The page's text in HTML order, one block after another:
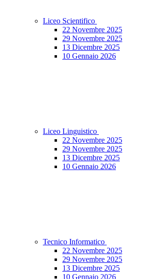
Liceo Scientifico
22 Novembre 2025
29 Novembre 2025
13 Dicembre 2025
10 Gennaio 2026
Liceo Linguistico
22 Novembre 2025
29 Novembre 2025
13 Dicembre 2025
10 Gennaio 2026
Tecnico Informatico
22 Novembre 2025
29 Novembre 2025
13 Dicembre 2025
10 Gennaio 2026